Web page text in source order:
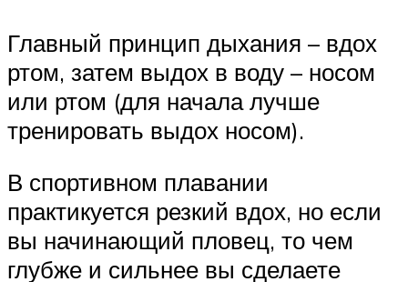
Главный принцип дыхания – вдох
ртом, затем выдох в воду – носом
или ртом (для начала лучше
тренировать выдох носом).
В спортивном плавании
практикуется резкий вдох, но если
вы начинающий пловец, то чем
глубже и сильнее вы сделаете